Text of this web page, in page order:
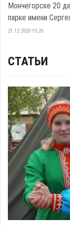
Мончегорске 20
парке имени
21.12.2020 15:26
СТАТЬИ